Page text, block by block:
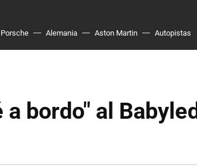
Porsche Alemania Aston Martin Autopistas
bordo" al Babyled